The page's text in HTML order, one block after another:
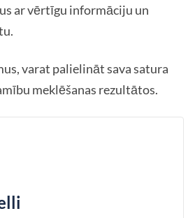
ar vērtīgu informāciju un
varat palielināt sava satura
meklēšanas rezultātos.